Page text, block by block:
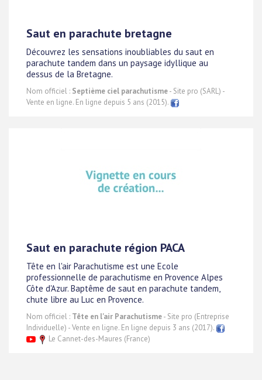
Saut en parachute bretagne
Découvrez les sensations inoubliables du saut en
parachute tandem dans un paysage idyllique au
dessus de la Bretagne.
Nom officiel : Septième ciel parachutisme- Site pro (SARL) -
Vente en ligne. En ligne depuis 5 ans (2015).
Saut en parachute région PACA
Tête en l'air Parachutisme est une Ecole
professionnelle de parachutisme en Provence Alpes
Côte d'Azur. Baptême de saut en parachute tandem,
chute libre au Luc en Provence.
Nom officiel : Tête en l'air Parachutisme- Site pro (Entreprise
Individuelle) - Vente en ligne. En ligne depuis 3 ans (2017).
Le Cannet-des-Maures (France)